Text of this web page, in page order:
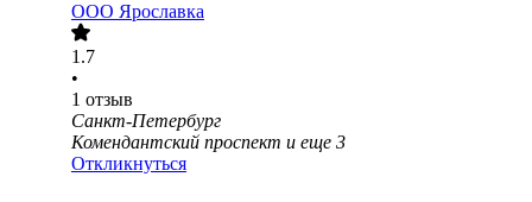
ООО Ярославка
1.7
•
1 отзыв
Санкт-Петербург
Комендантский проспект и еще 3
Откликнуться